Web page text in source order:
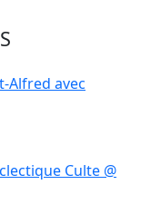
Alfred avec
Culte @